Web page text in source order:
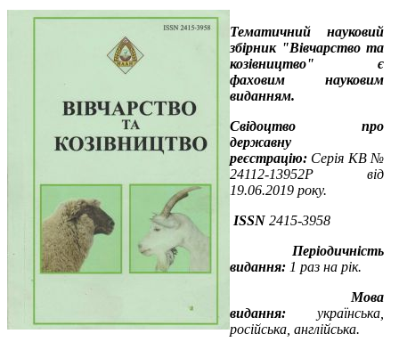
Тематичний науковий
збірник "Вівчарство та
козівництво" є
фаховим науковим
виданням.
Свідоцтво про
державну
реєстрацію: Серія КВ №
24112-13952Р від
19.06.2019 року.
ISSN 2415-3958
Періодичність
видання: 1 раз на рік.
Мова
видання:українська,
російська, англійська.